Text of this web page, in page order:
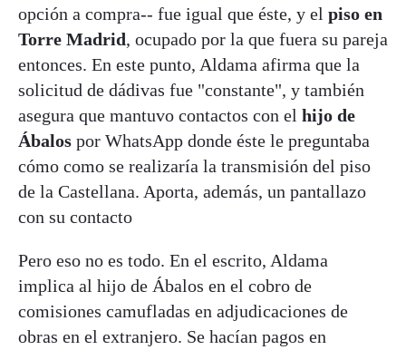
opción a compra-- fue igual que éste, y el piso en
Torre Madrid, ocupado por la que fuera su pareja
entonces. En este punto, Aldama afirma que la
solicitud de dádivas fue "constante", y también
asegura que mantuvo contactos con el hijo de
Ábalos por WhatsApp donde éste le preguntaba
cómo como se realizaría la transmisión del piso
de la Castellana. Aporta, además, un pantallazo
con su contacto
Pero eso no es todo. En el escrito, Aldama
implica al hijo de Ábalos en el cobro de
comisiones camufladas en adjudicaciones de
obras en el extranjero. Se hacían pagos en